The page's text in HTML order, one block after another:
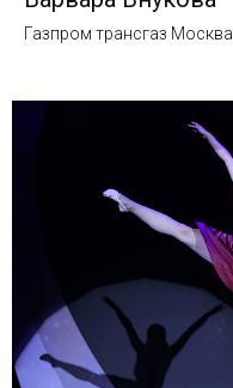
Газпром трансгаз Москва